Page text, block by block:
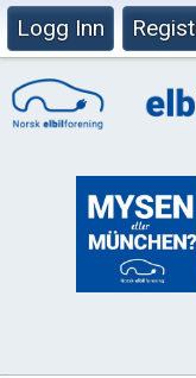
Logg Inn